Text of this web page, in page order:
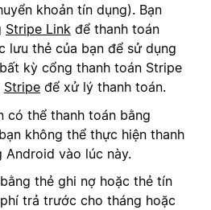
khoản tín dụng). Bạn
Stripe Link để thanh toán
lưu thẻ của bạn để sử dụng
kỳ cổng thanh toán Stripe
Stripe để xử lý thanh toán.
có thể thanh toán bằng
không thể thực hiện thanh
vào lúc này.
thẻ ghi nợ hoặc thẻ tín
trả trước cho tháng hoặc